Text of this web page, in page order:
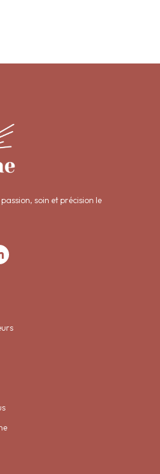
soin et précision le